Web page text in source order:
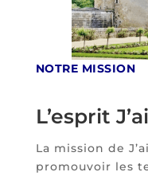
NOTRE MISSION
L’esprit
La mission de
promouvoir les